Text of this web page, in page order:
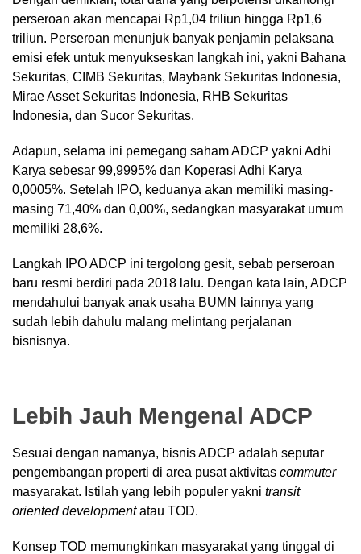
perseroan akan mencapai Rp1,04 triliun hingga Rp1,6
triliun. Perseroan menunjuk banyak penjamin pelaksana
emisi efek untuk menyukseskan langkah ini, yakni Bahana
Sekuritas, CIMB Sekuritas, Maybank Sekuritas Indonesia,
Mirae Asset Sekuritas Indonesia, RHB Sekuritas
Indonesia, dan Sucor Sekuritas.
Adapun, selama ini pemegang saham ADCP yakni Adhi
Karya sebesar 99,9995% dan Koperasi Adhi Karya
0,0005%. Setelah IPO, keduanya akan memiliki masing-
masing 71,40% dan 0,00%, sedangkan masyarakat umum
memiliki 28,6%.
Langkah IPO ADCP ini tergolong gesit, sebab perseroan
baru resmi berdiri pada 2018 lalu. Dengan kata lain, ADCP
mendahului banyak anak usaha BUMN lainnya yang
sudah lebih dahulu malang melintang perjalanan
bisnisnya.
Lebih Jauh Mengenal ADCP
Sesuai dengan namanya, bisnis ADCP adalah seputar
pengembangan properti di area pusat aktivitas commuter
masyarakat. Istilah yang lebih populer yakni transit
oriented developmentatau TOD.
Konsep TOD memungkinkan masyarakat yang tinggal di